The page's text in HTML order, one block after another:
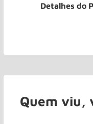
Detalhes do
Quem viu,